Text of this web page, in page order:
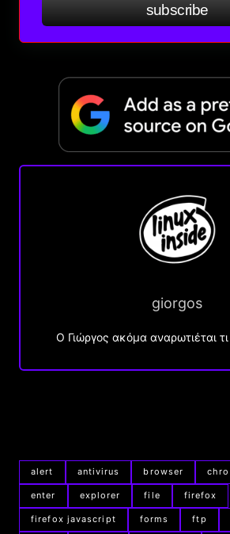
subscribe
giorgos
Ο Γιώργος ακόμα αναρωτιέται
alert antivirus browser
enter explorer file firefox
firefox javascript forms ftp